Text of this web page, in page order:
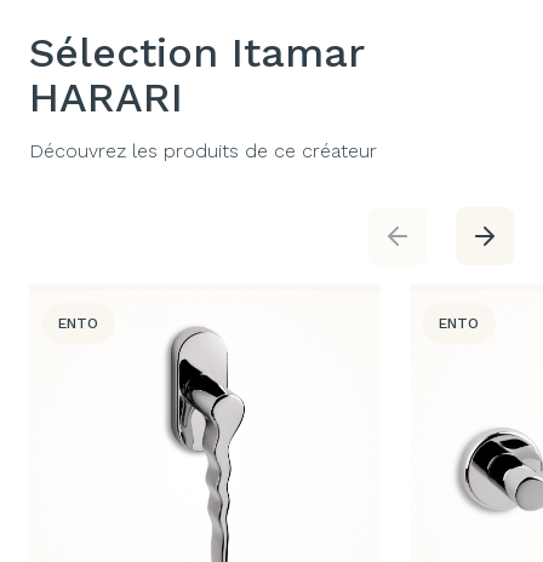
Sélection Itamar
HARARI
Découvrez les produits de ce créateur
ENTO ENTO